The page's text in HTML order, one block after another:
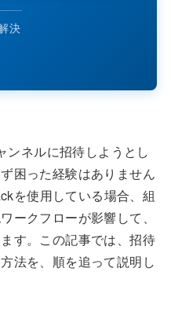
決
ネルに招待しようとし
困った経験はありません
を使用している場合、組
ークフローが影響して、
す。この記事では、招待
法を、順を追って説明し